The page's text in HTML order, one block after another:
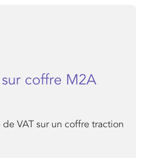
coffre M2A
VAT sur un coffre traction